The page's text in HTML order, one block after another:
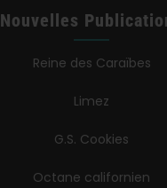
Nouvelles
Reine des Caraïbes
Limez
G.S. Cookies
Octane californien